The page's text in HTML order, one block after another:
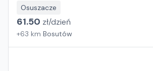
Osuszacze
61.50 zł/dzień
+63 km Bosutów